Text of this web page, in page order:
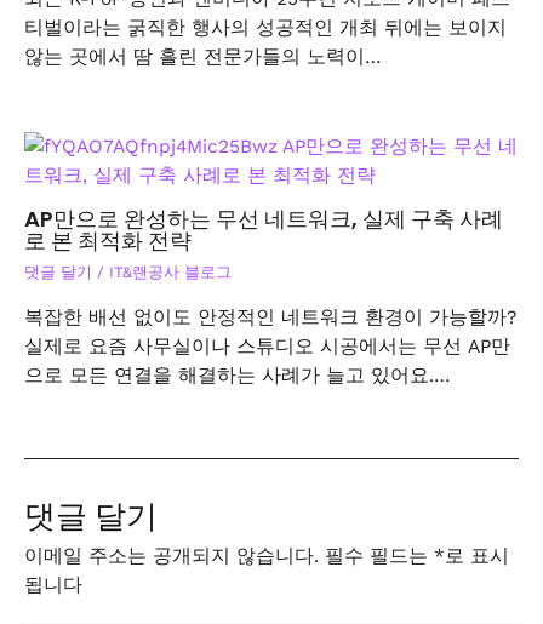
티벌이라는 굵직한 행사의 성공적인 개최 뒤에는 보이지
않는 곳에서 땀 흘린 전문가들의 노력이…
AP만으로 완성하는 무선 네트워크, 실제 구축 사례
로 본 최적화 전략
댓글 달기 / IT&랜공사 블로그
복잡한 배선 없이도 안정적인 네트워크 환경이 가능할까?
실제로 요즘 사무실이나 스튜디오 시공에서는 무선 AP만
으로 모든 연결을 해결하는 사례가 늘고 있어요.…
댓글 달기
이메일 주소는 공개되지 않습니다. 필수 필드는 *로 표시
됩니다